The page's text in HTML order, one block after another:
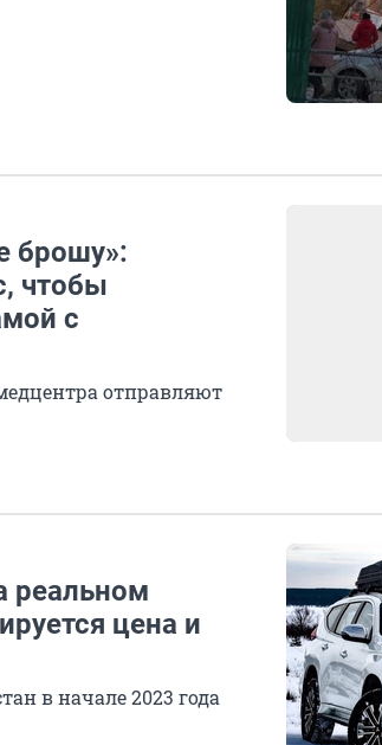
брошу»:
чтобы
с
отправляют
реальном
цена и
в начале 2023 года